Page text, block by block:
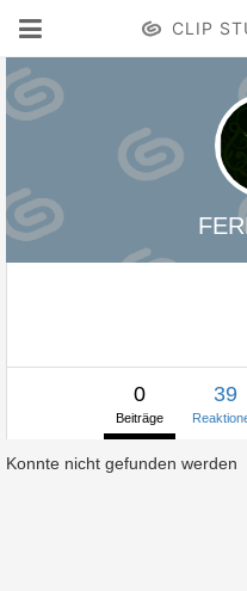
CLIP
0
Beiträge
39
Konnte nicht gefunden werden